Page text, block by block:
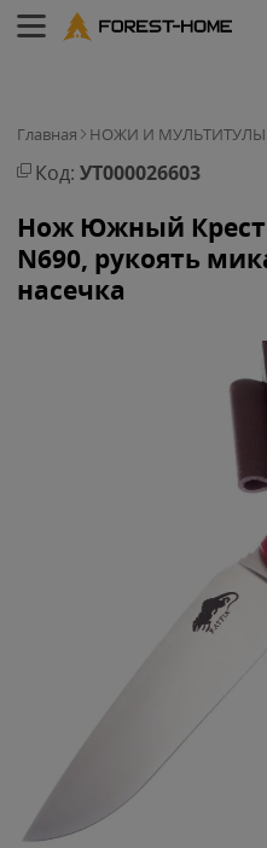
Главная НОЖИ И МУЛЬТИТУЛЫ
Код: УТ000026603
Нож Южный Крест
N690, рукоять
насечка